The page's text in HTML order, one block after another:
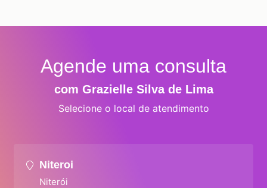
Agende uma consulta
com Grazielle Silva de Lima
Selecione o local de atendimento
Niteroi
Niterói